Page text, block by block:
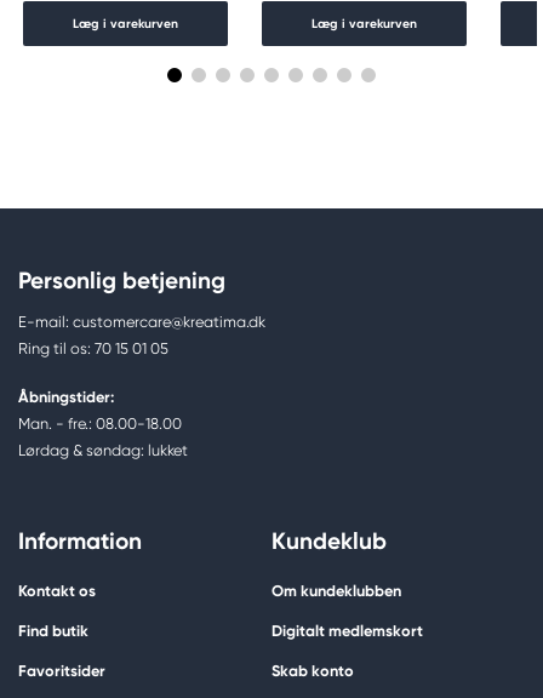
Læg i varekurven Læg i varekurven
Personlig betjening
E-mail: customercare@kreatima.dk
Ring til os: 70 15 01 05
Åbningstider:
Man. - fre.: 08.00-18.00
Lørdag & søndag: lukket
Information
Kontakt os
Find butik
Favoritsider
Kundeklub
Om kundeklubben
Digitalt medlemskort
Skab konto